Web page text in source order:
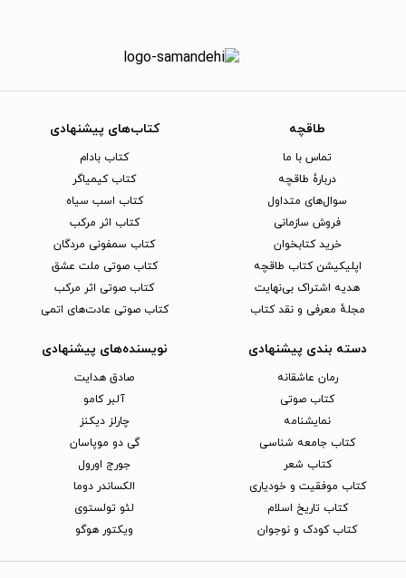
طاقچه
تماس با ما
دربارهٔ طاقچه
سوال‌های متداول
فروش سازمانی
خرید کتابخوان
اپلیکیشن کتاب طاقچه
هدیه اشتراک بی‌نهایت
مجلهٔ معرفی و نقد کتاب
کتاب‌های پیشنهادی
کتاب بادام
کتاب کیمیاگر
کتاب اسب سیاه
کتاب اثر مرکب
کتاب سمفونی مردگان
کتاب صوتی ملت عشق
کتاب صوتی اثر مرکب
کتاب صوتی عادت‌های اتمی
دسته بندی پیشنهادی
رمان عاشقانه
کتاب‌ صوتی
نمایشنامه
کتاب جامعه شناسی
کتاب شعر
کتاب موفقیت و خودیاری
کتاب تاریخ اسلام
کتاب کودک و نوجوان
نویسنده‌های پیشنهادی
صادق هدایت
آلبر کامو
چارلز دیکنز
گی دو موپاسان
جورج اورول
الکساندر دوما
لئو تولستوی
ویکتور هوگو